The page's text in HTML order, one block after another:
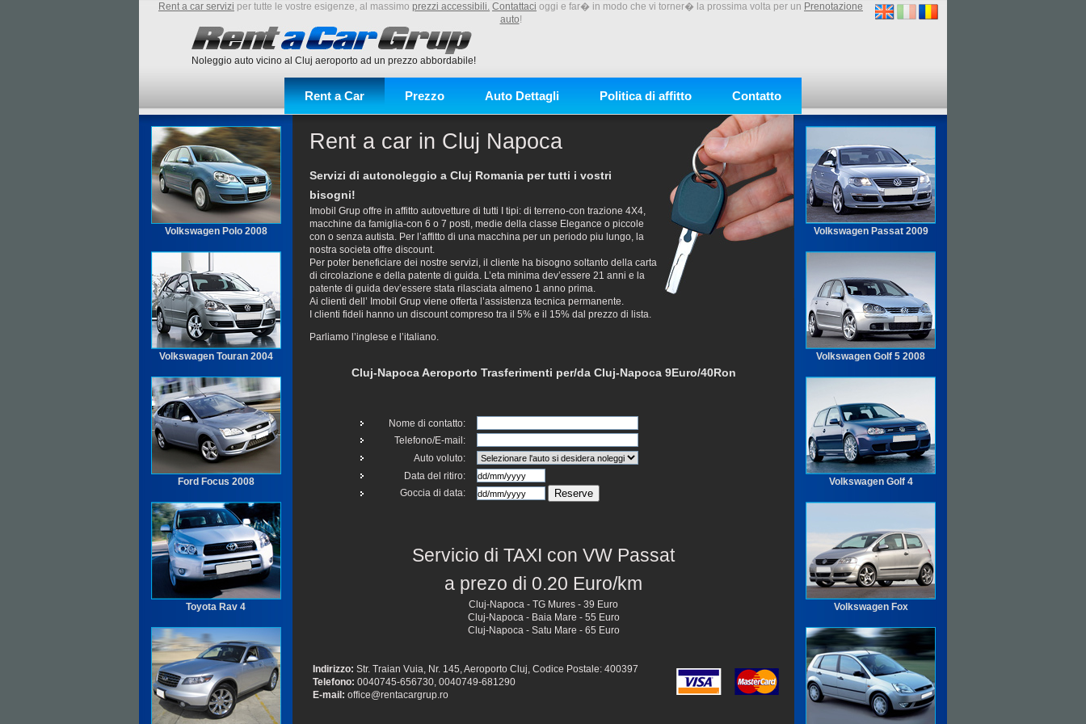
Rent a car servizi per tutte le vostre esigenze, al massimo prezzi accessibili. Contattaci oggi e far� in modo che vi torner� la prossima volta per un Prenotazione
auto!
Noleggio auto vicino al Cluj aeroporto ad un prezzo abbordabile!
Rent a Car Prezzo Auto Dettagli Politica di affitto Contatto
Volkswagen Polo 2008
Volkswagen Touran 2004
Ford Focus 2008
Toyota Rav 4
Rent a car in Cluj Napoca
Servizi di autonoleggio a Cluj Romania per tutti i vostri
bisogni!
Imobil Grup offre in affitto autovetture di tutti I tipi: di terreno-con trazione 4X4,
macchine da famiglia-con 6 o 7 posti, medie della classe Elegance o piccole
con o senza autista. Per l’affitto di una macchina per un periodo piu lungo, la
nostra societa offre discount.
Per poter beneficiare dei nostre servizi, il cliente ha bisogno soltanto della carta
di circolazione e della patente di guida. L’eta minima dev’essere 21 anni e la
patente di guida dev’essere stata rilasciata almeno 1 anno prima.
Ai clienti dell’ Imobil Grup viene offerta l’assistenza tecnica permanente.
I clienti fideli hanno un discount compreso tra il 5% e il 15% dal prezzo di lista.
Parliamo l’inglese e l’italiano.
Cluj-Napoca Aeroporto Trasferimenti per/da Cluj-Napoca 9Euro/40Ron
Nome di contatto:
Telefono/E-mail:
Auto voluto:
Data del ritiro:
Goccia di data:
Servicio di TAXI con VW Passat
a prezo di 0.20 Euro/km
Cluj-Napoca - TG Mures - 39 Euro
Cluj-Napoca - Baia Mare - 55 Euro
Cluj-Napoca - Satu Mare - 65 Euro
Indirizzo: Str. Traian Vuia, Nr. 145, Aeroporto Cluj, Codice Postale: 400397
Telefono: 0040745-656730, 0040749-681290
E-mail: office@rentacargrup.ro
Volkswagen Passat 2009
Volkswagen Golf 5 2008
Volkswagen Golf 4
Volkswagen Fox